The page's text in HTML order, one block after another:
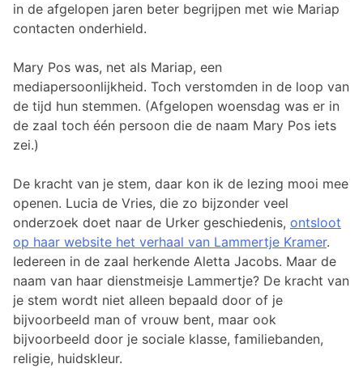
in de afgelopen jaren beter begrijpen met wie Mariap
contacten onderhield.
Mary Pos was, net als Mariap, een
mediapersoonlijkheid. Toch verstomden in de loop van
de tijd hun stemmen. (Afgelopen woensdag was er in
de zaal toch één persoon die de naam Mary Pos iets
zei.)
De kracht van je stem, daar kon ik de lezing mooi mee
openen. Lucia de Vries, die zo bijzonder veel
onderzoek doet naar de Urker geschiedenis, ontsloot
op haar website het verhaal van Lammertje Kramer.
Iedereen in de zaal herkende Aletta Jacobs. Maar de
naam van haar dienstmeisje Lammertje? De kracht van
je stem wordt niet alleen bepaald door of je
bijvoorbeeld man of vrouw bent, maar ook
bijvoorbeeld door je sociale klasse, familiebanden,
religie, huidskleur.